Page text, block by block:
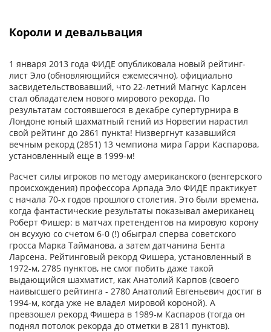
Короли и девальвация
1 января 2013 года ФИДЕ опубликовала новый рейтинг-
лист Эло (обновляющийся ежемесячно), официально
засвидетельствовавший, что 22-летний Магнус Карлсен
стал обладателем нового мирового рекорда. По
результатам состоявшегося в декабре супертурнира в
Лондоне юный шахматный гений из Норвегии нарастил
свой рейтинг до 2861 пункта! Низвергнут казавшийся
вечным рекорд (2851) 13 чемпиона мира Гарри Каспарова,
установленный еще в 1999-м!
Расчет силы игроков по методу американского (венгерского
происхождения) профессора Арпада Эло ФИДЕ практикует
с начала 70-х годов прошлого столетия. Это были времена,
когда фантастические результаты показывал американец
Роберт Фишер: в матчах претендентов на мировую корону
он всухую со счетом 6-0 (!) обыграл сперва советского
гросса Марка Тайманова, а затем датчанина Бента
Ларсена. Рейтинговый рекорд Фишера, установленный в
1972-м, 2785 пунктов, не смог побить даже такой
выдающийся шахматист, как Анатолий Карпов (своего
наивысшего рейтинга - 2780 Анатолий Евгеньевич достиг в
1994-м, когда уже не владел мировой короной). А
превзошел рекорд Фишера в 1989-м Каспаров (тогда он
поднял потолок рекорда до отметки в 2811 пунктов).